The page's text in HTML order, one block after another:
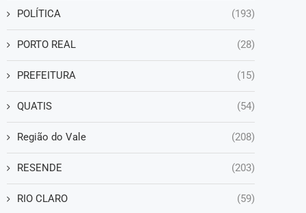
POLÍTICA (193)
PORTO REAL (28)
PREFEITURA (15)
QUATIS (54)
Região do Vale (208)
RESENDE (203)
RIO CLARO (59)